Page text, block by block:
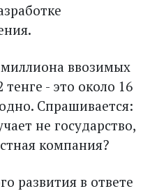
ввозимых
- это около 16
Спрашивается:
не государство,
компания?
развития в ответе